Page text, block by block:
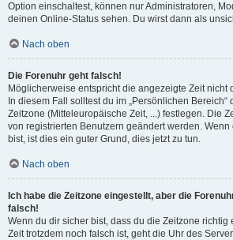
Option einschaltest, können nur Administratoren,
deinen Online-Status sehen. Du wirst dann als
Nach oben
Die Forenuhr geht falsch!
Möglicherweise entspricht die angezeigte Zeit nicht
In diesem Fall solltest du im „Persönlichen Bereich“
Zeitzone (Mitteleuropäische Zeit, ...) festlegen. Die
von registrierten Benutzern geändert werden.
bist, ist dies ein guter Grund, dies jetzt zu tun.
Nach oben
Ich habe die Zeitzone eingestellt, aber die
falsch!
Wenn du dir sicher bist, dass du die Zeitzone richtig
Zeit trotzdem noch falsch ist, geht die Uhr des